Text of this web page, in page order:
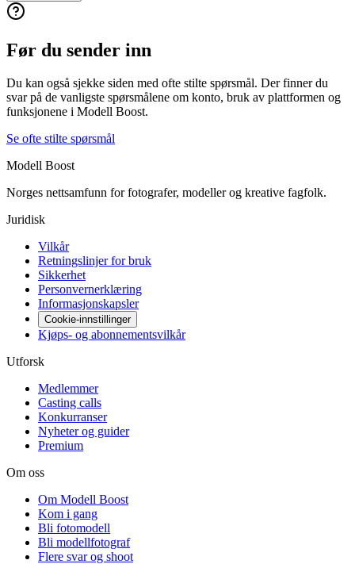
Før du sender inn
Du kan også sjekke siden med ofte stilte spørsmål. Der finner du
svar på de vanligste spørsmålene om konto, bruk av plattformen og
funksjonene i Modell Boost.
Se ofte stilte spørsmål
Modell Boost
Norges nettsamfunn for fotografer, modeller og kreative fagfolk.
Juridisk
Vilkår
Retningslinjer for bruk
Sikkerhet
Personvernerklæring
Informasjonskapsler
Cookie-innstillinger
Kjøps- og abonnementsvilkår
Utforsk
Medlemmer
Casting calls
Konkurranser
Nyheter og guider
Premium
Om oss
Om Modell Boost
Kom i gang
Bli fotomodell
Bli modellfotograf
Flere svar og shoot